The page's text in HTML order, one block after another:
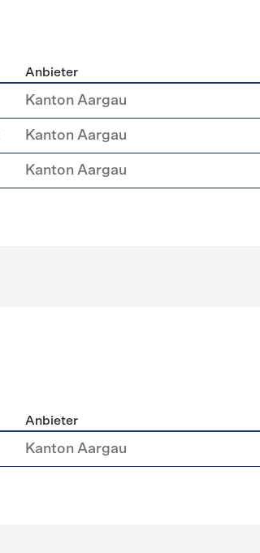
Anbieter
Kanton Aargau
Kanton Aargau
Kanton Aargau
Anbieter
Kanton Aargau